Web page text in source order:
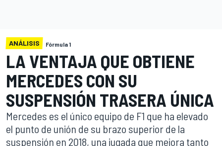
ANÁLISIS Fórmula 1
LA VENTAJA QUE OBTIENE
MERCEDES CON SU
SUSPENSIÓN TRASERA ÚNICA
Mercedes es el único equipo de F1 que ha elevado
el punto de unión de su brazo superior de la
suspensión en 2018, una jugada que mejora tanto